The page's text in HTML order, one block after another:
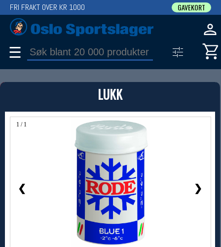
LUKK
1 / 1
❮ ❯
FRI FRAKT OVER KR 1000 GAVEKORT
☰
PRODUKT
Produkter (1)
Bruk filter til å spisse søket